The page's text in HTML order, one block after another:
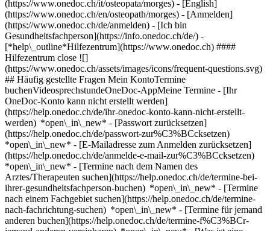
(https://www.onedoc.ch/it/osteopata/morges) - [English]
(https://www.onedoc.ch/en/osteopath/morges) - [Anmelden]
(https://www.onedoc.ch/de/anmelden) - [Ich bin
Gesundheitsfachperson](https://info.onedoc.ch/de/) -
[*help\_outline*Hilfezentrum](https://www.onedoc.ch) ####
Hilfezentrum close ![]
(https://www.onedoc.ch/assets/images/icons/frequent-questions.svg)
## Häufig gestellte Fragen Mein KontoTermine
buchenVideosprechstundeOneDoc-AppMeine Termine - [Ihr
OneDoc-Konto kann nicht erstellt werden]
(https://help.onedoc.ch/de/ihr-onedoc-konto-kann-nicht-erstellt-
werden) *open\_in\_new* - [Passwort zurücksetzen]
(https://help.onedoc.ch/de/passwort-zur%C3%BCcksetzen)
*open\_in\_new* - [E-Mailadresse zum Anmelden zurücksetzen]
(https://help.onedoc.ch/de/anmelde-e-mail-zur%C3%BCcksetzen)
*open\_in\_new* - [Termine nach dem Namen des
Arztes/Therapeuten suchen](https://help.onedoc.ch/de/termine-bei-
ihrer-gesundheitsfachperson-buchen) *open\_in\_new* - [Termine
nach einem Fachgebiet suchen](https://help.onedoc.ch/de/termine-
nach-fachrichtung-suchen) *open\_in\_new* - [Termine für jemand
anderen buchen](https://help.onedoc.ch/de/termine-f%C3%BCr-